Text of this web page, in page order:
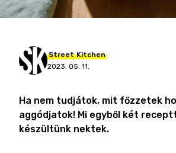
Street Kitchen
2023. 05. 11.
Ha nem tudjátok, mit főzzetek
aggódjatok! Mi egyből két
készültünk nektek.